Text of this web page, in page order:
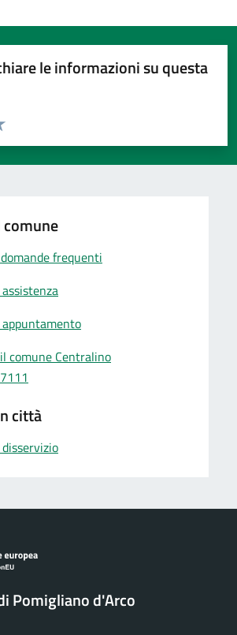
le informazioni su questa
pagina
5 stelle su 5
4 stelle su 5
su 5
su 5
frequenti
comune Centralino
città
Pomigliano d'Arco